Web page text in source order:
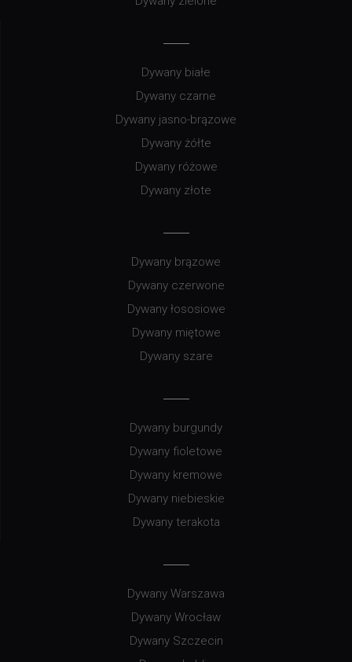
Dywany białe
Dywany czarne
Dywany jasno-brązowe
Dywany żółte
Dywany różowe
Dywany złote
Dywany brązowe
Dywany czerwone
Dywany łososiowe
Dywany miętowe
Dywany szare
Dywany burgundy
Dywany fioletowe
Dywany kremowe
Dywany niebieskie
Dywany terakota
Dywany Warszawa
Dywany Wrocław
Dywany Szczecin